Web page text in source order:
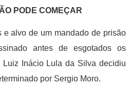
PODE COMEÇAR
e alvo de um mandado de prisão
antes de esgotados os
Luiz Inácio Lula da Silva decidiu
por Sergio Moro.